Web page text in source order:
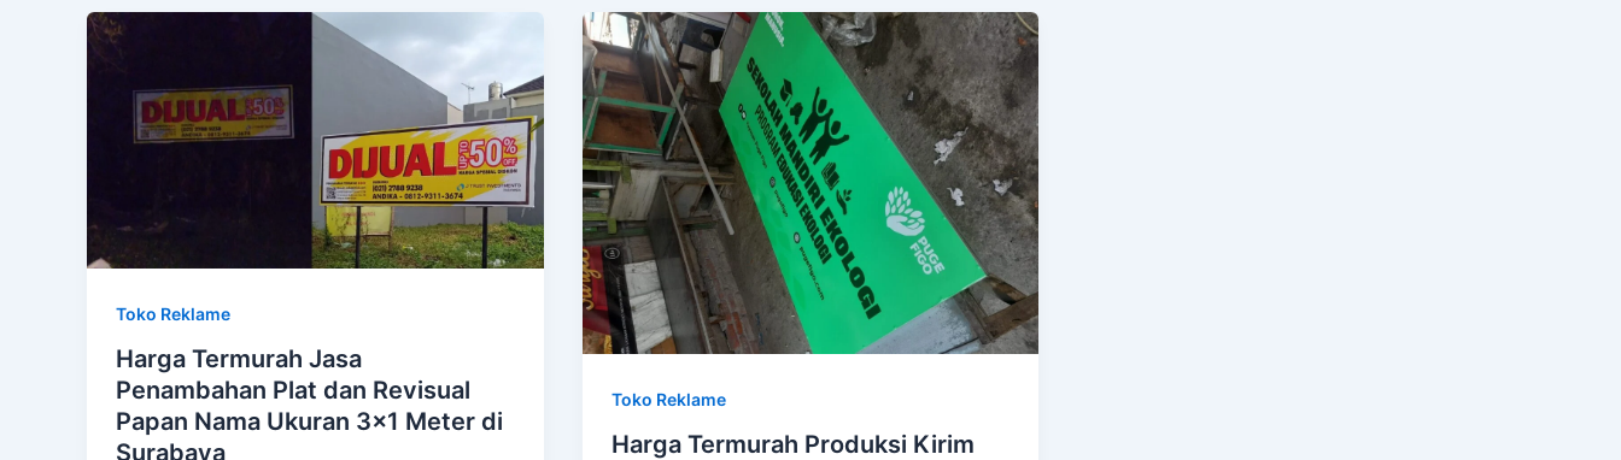
Toko Reklame
Harga Termurah Jasa
Penambahan Plat dan Revisual
Papan Nama Ukuran 3×1 Meter di
Surabaya
Toko Reklame
Harga Termurah Produksi Kirim